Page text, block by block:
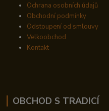
Ochrana osobních údajů
Obchodní podmínky
Odstoupení od smlouvy
Velkoobchod
Kontakt
OBCHOD S TRADICÍ